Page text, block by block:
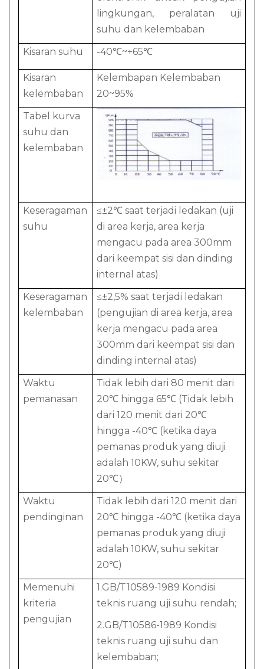
lingkungan, peralatan uji
suhu dan kelembaban
Kisaran suhu
-40℃~+65℃
Kisaran
kelembaban
Kelembapan Kelembaban
20~95%
Tabel kurva
suhu dan
kelembaban
Keseragaman
suhu
≤±2℃ saat terjadi ledakan (uji
di area kerja, area kerja
mengacu pada area 300mm
dari keempat sisi dan dinding
internal atas)
Keseragaman
kelembaban
≤±2,5% saat terjadi ledakan
(pengujian di area kerja, area
kerja mengacu pada area
300mm dari keempat sisi dan
dinding internal atas)
Waktu
pemanasan
Tidak lebih dari 80 menit dari
20℃ hingga 65℃ (Tidak lebih
dari 120 menit dari 20℃
hingga -40℃ (ketika daya
pemanas produk yang diuji
adalah 10KW, suhu sekitar
20℃）
Waktu
pendinginan
Tidak lebih dari 120 menit dari
20℃ hingga -40℃ (ketika daya
pemanas produk yang diuji
adalah 10KW, suhu sekitar
20℃)
Memenuhi
kriteria
pengujian
1.GB/T10589-1989 Kondisi
teknis ruang uji suhu rendah;
2.GB/T10586-1989 Kondisi
teknis ruang uji suhu dan
kelembaban;